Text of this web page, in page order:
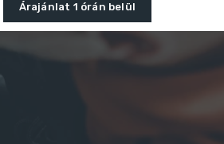
Árajánlat 1 órán belül